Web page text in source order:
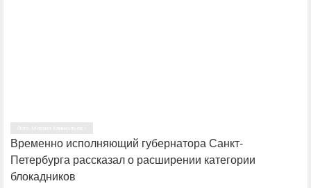
Временно исполняющий губернатора Санкт-
Петербурга рассказал о расширении категории
блокадников